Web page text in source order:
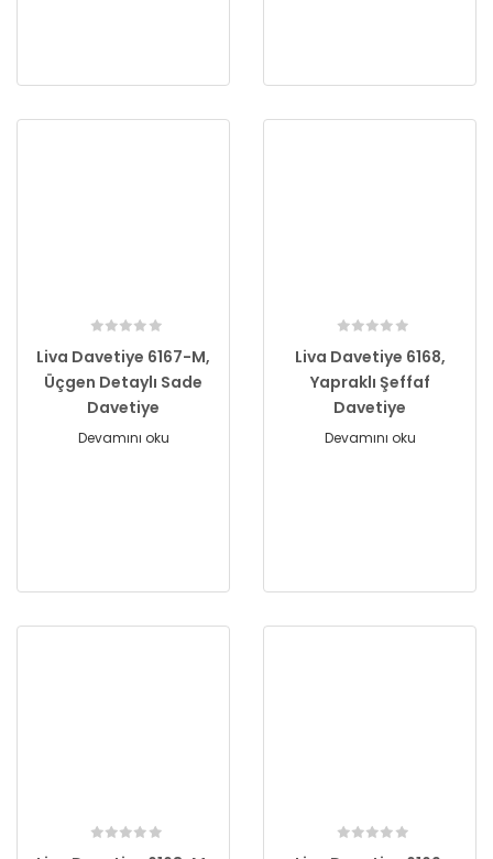
Liva Davetiye 6167-M,
Üçgen Detaylı Sade
Davetiye
Devamını oku
Liva Davetiye 6168,
Yapraklı Şeffaf
Davetiye
Devamını oku